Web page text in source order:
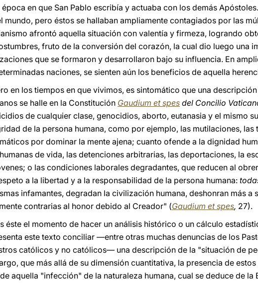
época en que San Pablo escribía y actuaba con los demás
mundo, pero éstos se hallaban ampliamente contagiados por las
afrontó aquella situación con valentía y firmeza, logrando
fruto de la conversión del corazón, la cual dio luego una
que se formaron y desarrollaron bajo su influencia. En
naciones, se sienten aún los beneficios de aquella
en los tiempos en que vivimos, es sintomático que una
se halle en la Constitución Gaudium et spes del Concilio
de cualquier clase, genocidios, aborto, eutanasia y el mismo
de la persona humana, como por ejemplo, las mutilaciones,
por dominar la mente ajena; cuanto ofende a la dignidad
de vida, las detenciones arbitrarias, las deportaciones, la
o las condiciones laborales degradantes, que reducen al
a la libertad y a la responsabilidad de la persona humana:
infamantes, degradan la civilización humana, deshonran más a
contrarias al honor debido al Creador" (Gaudium et spes, 27).
éste el momento de hacer un análisis histórico o un cálculo
este texto conciliar —entre otras muchas denuncias de los
católicos y no católicos— una descripción de la "situación de
que más allá de su dimensión cuantitativa, la presencia de
aquella "infección" de la naturaleza humana, cual se deduce de la